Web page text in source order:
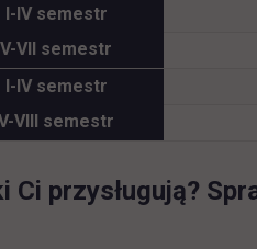
I-IV semestr
V-VII semestr
I-IV semestr
VIII semestr
przysługują?